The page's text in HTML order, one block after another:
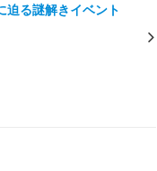
迫る謎解きイベント